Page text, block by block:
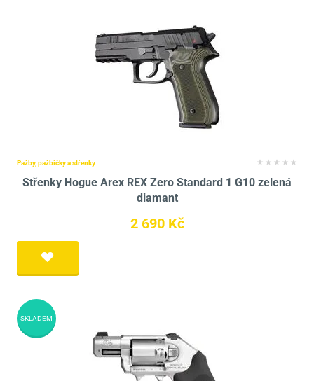
Pažby, pažbičky a střenky
Střenky Hogue Arex REX Zero Standard 1 G10 zelená
diamant
2 690 Kč
SKLADEM